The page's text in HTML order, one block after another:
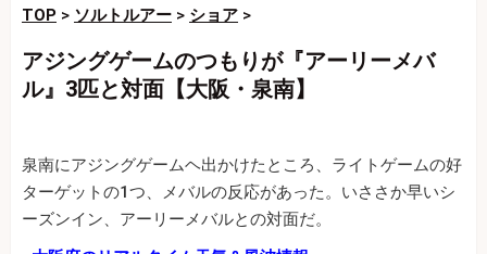
TOP > ソルトルアー > ショア >
アジングゲームのつもりが『アーリーメバ
ル』3匹と対面【大阪・泉南】
泉南にアジングゲームヘ出かけたところ、ライトゲームの好
ターゲットの1つ、メバルの反応があった。いささか早いシ
ーズンイン、アーリーメバルとの対面だ。